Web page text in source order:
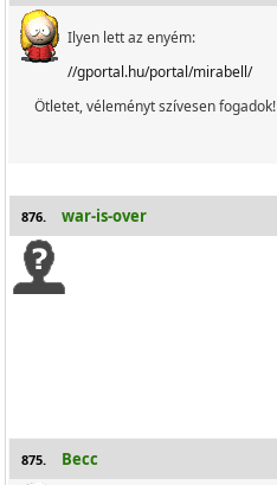
Ilyen lett az enyém:
//gportal.hu/portal/mirabell/
Ötletet, véleményt szívesen fogadok!
876. war-is-over
875. Becc